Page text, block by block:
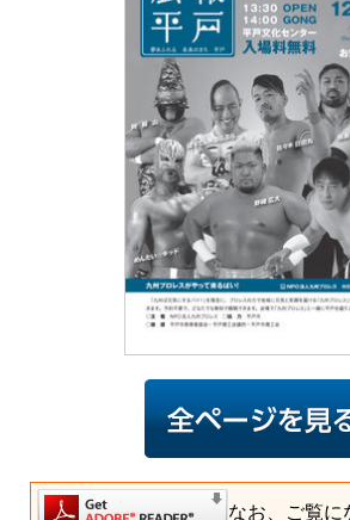
なお、ご覧に